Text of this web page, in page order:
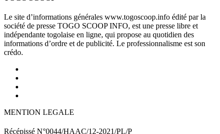
Le site d’informations générales www.togoscoop.info édité par la
société de presse TOGO SCOOP INFO, est une presse libre et
indépendante togolaise en ligne, qui propose au quotidien des
informations d’ordre et de publicité. Le professionnalisme est son
crédo.
MENTION LEGALE
Récépissé N°0044/HAAC/12-2021/PL/P